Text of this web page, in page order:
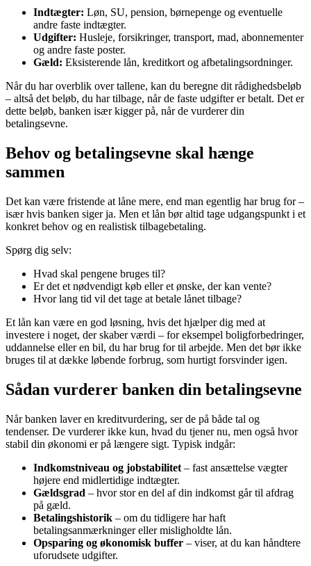
Indtægter: Løn, SU, pension, børnepenge og eventuelle
andre faste indtægter.
Udgifter: Husleje, forsikringer, transport, mad, abonnementer
og andre faste poster.
Gæld: Eksisterende lån, kreditkort og afbetalingsordninger.
Når du har overblik over tallene, kan du beregne dit rådighedsbeløb
– altså det beløb, du har tilbage, når de faste udgifter er betalt. Det er
dette beløb, banken især kigger på, når de vurderer din
betalingsevne.
Behov og betalingsevne skal hænge
sammen
Det kan være fristende at låne mere, end man egentlig har brug for –
især hvis banken siger ja. Men et lån bør altid tage udgangspunkt i et
konkret behov og en realistisk tilbagebetaling.
Spørg dig selv:
Hvad skal pengene bruges til?
Er det et nødvendigt køb eller et ønske, der kan vente?
Hvor lang tid vil det tage at betale lånet tilbage?
Et lån kan være en god løsning, hvis det hjælper dig med at
investere i noget, der skaber værdi – for eksempel boligforbedringer,
uddannelse eller en bil, du har brug for til arbejde. Men det bør ikke
bruges til at dække løbende forbrug, som hurtigt forsvinder igen.
Sådan vurderer banken din betalingsevne
Når banken laver en kreditvurdering, ser de på både tal og
tendenser. De vurderer ikke kun, hvad du tjener nu, men også hvor
stabil din økonomi er på længere sigt. Typisk indgår:
Indkomstniveau og jobstabilitet – fast ansættelse vægter
højere end midlertidige indtægter.
Gældsgrad – hvor stor en del af din indkomst går til afdrag
på gæld.
Betalingshistorik – om du tidligere har haft
betalingsanmærkninger eller misligholdte lån.
Opsparing og økonomisk buffer – viser, at du kan håndtere
uforudsete udgifter.